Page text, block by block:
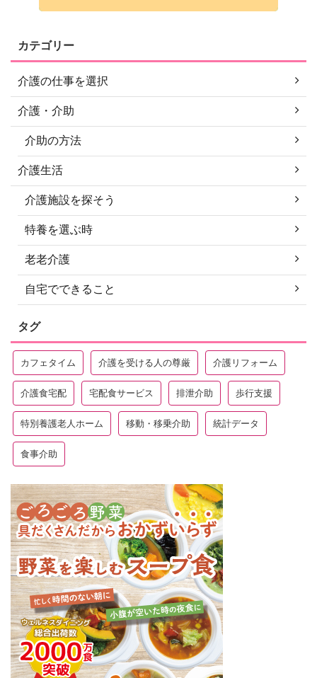
カテゴリー
介護の仕事を選択
介護・介助
介助の方法
介護生活
介護施設を探そう
特養を選ぶ時
老老介護
自宅でできること
タグ
カフェタイム 介護を受ける人の尊厳 介護リフォーム
介護食宅配 宅配食サービス 排泄介助 歩行支援
特別養護老人ホーム 移動・移乗介助 統計データ
食事介助